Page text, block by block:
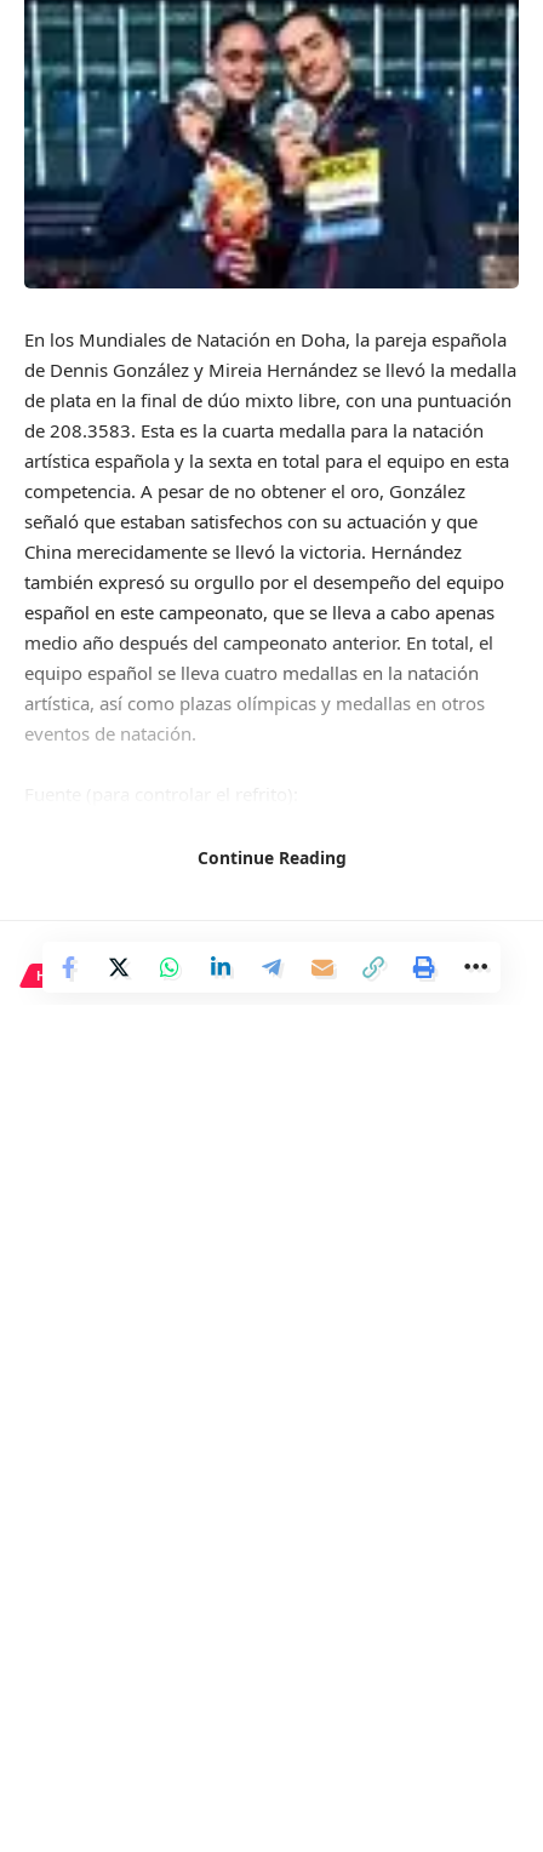
En los Mundiales de Natación en Doha, la pareja española
de Dennis González y Mireia Hernández se llevó la medalla
de plata en la final de dúo mixto libre, con una puntuación
de 208.3583. Esta es la cuarta medalla para la natación
artística española y la sexta en total para el equipo en esta
competencia. A pesar de no obtener el oro, González
señaló que estaban satisfechos con su actuación y que
China merecidamente se llevó la victoria. Hernández
también expresó su orgullo por el desempeño del equipo
español en este campeonato, que se lleva a cabo apenas
medio año después del campeonato anterior. En total, el
equipo español se lleva cuatro medallas en la natación
artística, así como plazas olímpicas y medallas en otros
eventos de natación.
gonzalez-mireia-hernandez-cuelgan-plata-duo-mixto-libre-
Facebook
Continue Reading
HISTORIA